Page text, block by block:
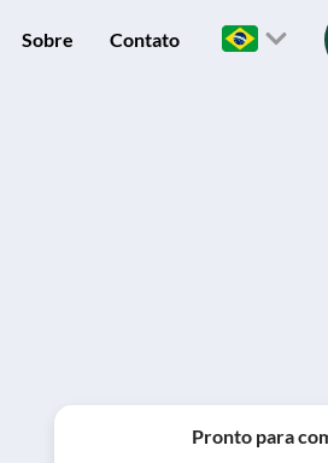
Sobre Contato
Pronto para